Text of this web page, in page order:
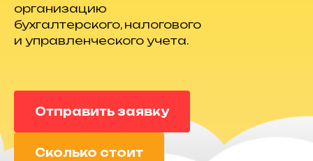
организацию
бухгалтерского, налогового
и управленческого учета.
Отправить заявку
Сколько стоит